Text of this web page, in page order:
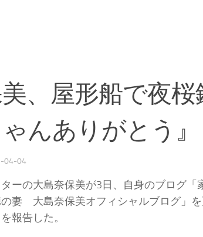
、屋形船で夜桜
ゃんありがとう』
04-04
ーの大島奈保美が3日、自身のブログ「
の妻 大島奈保美オフィシャルブログ」
報告した。